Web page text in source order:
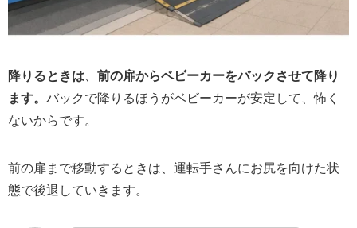
降りるときは 前の扉からベビーカーをバックさせて降り
ます。 バックで降りるほうがベビーカーが安定して、怖く
ないからです。
前の扉まで移動するときは、運転手さんにお尻を向けた状
態で後退していきます。